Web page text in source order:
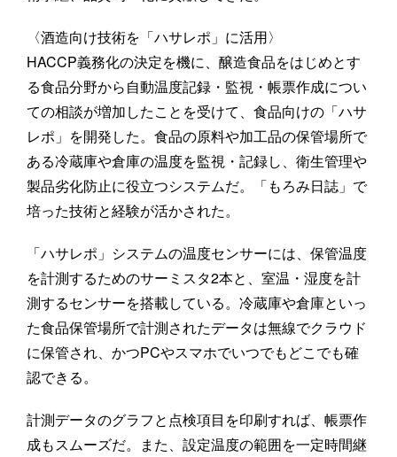
〈酒造向け技術を「ハサレポ」に活用〉
HACCP義務化の決定を機に、醸造食品をはじめとす
る食品分野から自動温度記録・監視・帳票作成につい
ての相談が増加したことを受けて、食品向けの「ハサ
レポ」を開発した。食品の原料や加工品の保管場所で
ある冷蔵庫や倉庫の温度を監視・記録し、衛生管理や
製品劣化防止に役立つシステムだ。「もろみ日誌」で
培った技術と経験が活かされた。
「ハサレポ」システムの温度センサーには、保管温度
を計測するためのサーミスタ2本と、室温・湿度を計
測するセンサーを搭載している。冷蔵庫や倉庫といっ
た食品保管場所で計測されたデータは無線でクラウド
に保管され、かつPCやスマホでいつでもどこでも確
認できる。
計測データのグラフと点検項目を印刷すれば、帳票作
成もスムーズだ。また、設定温度の範囲を一定時間継